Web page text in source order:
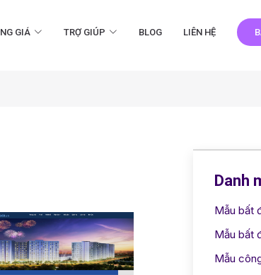
GIÁ TRỢ GIÚP BLOG LIÊN HỆ
Danh
Mẫu bất
Mẫu bất
Mẫu